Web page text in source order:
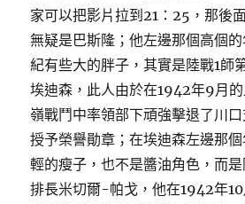
家可以把影片拉到21：25，那後
無疑是巴斯隆；他左邊那個高個
紀有些大的胖子，其實是陸戰1師
埃迪森，此人由於在1942年9月
嶺戰鬥中率領部下頑強擊退了川
授予榮譽勛章；在埃迪森左邊那
輕的瘦子，也不是醬油角色，而
排長米切爾-帕戈，他在1942年10